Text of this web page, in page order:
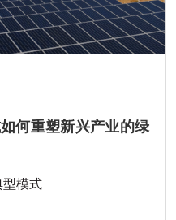
何重塑新兴产业的绿
型模式